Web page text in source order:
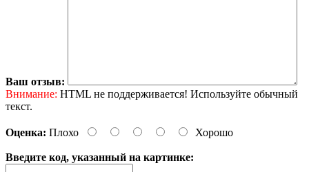
Ваш отзыв:
Внимание: HTML не поддерживается! Используйте обычный
текст.
Оценка: Плохо Хорошо
Введите код, указанный на картинке: